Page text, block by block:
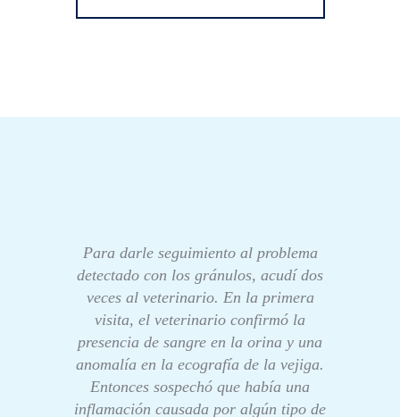
Para darle seguimiento al problema
detectado con los gránulos, acudí dos
veces al veterinario. En la primera
visita, el veterinario confirmó la
presencia de sangre en la orina y una
anomalía en la ecografía de la vejiga.
Entonces sospechó que había una
inflamación causada por algún tipo de